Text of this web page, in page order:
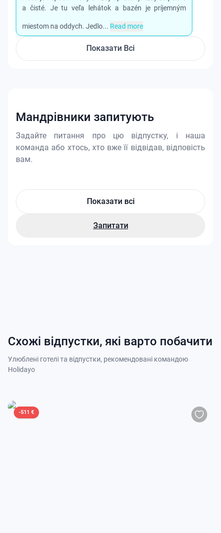
a čisté. Je tu veľa lehátok a bazén je príjemným
miestom na oddych. Jedlo... Read more
Показати Всі
Мандрівники запитують
Задайте питання про цю відпустку, і наша
команда або хтось, хто вже її відвідав, відповість
вам.
Показати всі
Запитати
Схожі відпустки, які варто побачити
Улюблені готелі та відпустки, рекомендовані командою
Holidayo
-511 €